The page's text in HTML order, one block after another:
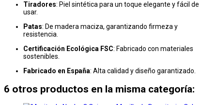
Tiradores: Piel sintética para un toque elegante y fácil de
usar.
Patas: De madera maciza, garantizando firmeza y
resistencia.
Certificación Ecológica FSC: Fabricado con materiales
sostenibles.
Fabricado en España: Alta calidad y diseño garantizado.
6 otros productos en la misma categoría: